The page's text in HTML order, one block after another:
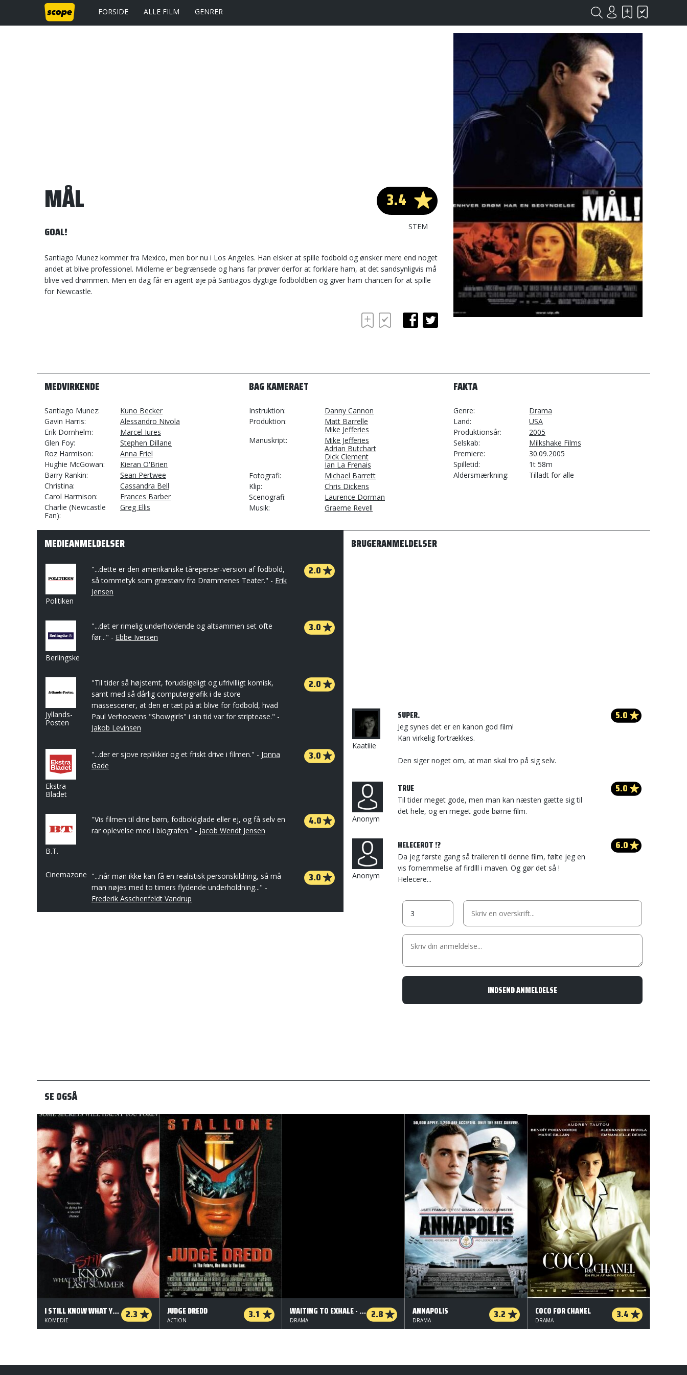
FORSIDE ALLE FILM GENRER
3.4
STEM
MÅL
GOAL!
Santiago Munez kommer fra Mexico, men bor nu i Los Angeles. Han elsker at spille fodbold og ønsker mere end noget
andet at blive professionel. Midlerne er begrænsede og hans far prøver derfor at forklare ham, at det sandsynligvis må
blive ved drømmen. Men en dag får en agent øje på Santiagos dygtige fodboldben og giver ham chancen for at spille
for Newcastle.
MEDVIRKENDE
Santiago Munez
Kuno Becker
Gavin Harris
Alessandro Nivola
Erik Dornhelm
Marcel Iures
Glen Foy
Stephen Dillane
Roz Harmison
Anna Friel
Hughie McGowan
Kieran O'Brien
Barry Rankin
Sean Pertwee
Christina
Cassandra Bell
Carol Harmison
Frances Barber
Charlie (Newcastle
Fan)
Greg Ellis
BAG KAMERAET
Instruktion
Danny Cannon
Produktion
Matt Barrelle
Mike Jefferies
Manuskript
Mike Jefferies
Adrian Butchart
Dick Clement
Ian La Frenais
Fotografi
Michael Barrett
Klip
Chris Dickens
Scenografi
Laurence Dorman
Musik
Graeme Revell
FAKTA
Genre
Drama
Land
USA
Produktionsår
2005
Selskab
Milkshake Films
Premiere
30.09.2005
Spilletid
1t 58m
Aldersmærkning
Tilladt for alle
MEDIEANMELDELSER
Politiken
"...dette er den amerikanske tåreperser-version af fodbold,
så tommetyk som græstørv fra Drømmenes Teater." - Erik
Jensen
2.0
Berlingske
"...det er rimelig underholdende og altsammen set ofte
før..." - Ebbe Iversen
3.0
Jyllands-
Posten
"Til tider så højstemt, forudsigeligt og ufrivilligt komisk,
samt med så dårlig computergrafik i de store
massescener, at den er tæt på at blive for fodbold, hvad
Paul Verhoevens "Showgirls" i sin tid var for striptease." -
Jakob Levinsen
2.0
Ekstra
Bladet
"...der er sjove replikker og et friskt drive i filmen." - Jonna
Gade
3.0
B.T.
"Vis filmen til dine børn, fodboldglade eller ej, og få selv en
rar oplevelse med i biografen." - Jacob Wendt Jensen
4.0
Cinemazone "...når man ikke kan få en realistisk personskildring, så må
man nøjes med to timers flydende underholdning..." -
Frederik Asschenfeldt Vandrup
3.0
BRUGERANMELDELSER
Kaatiiie
SUPER.
Jeg synes det er en kanon god film!
Kan virkelig fortrækkes.
Den siger noget om, at man skal tro på sig selv.
5.0
Anonym
TRUE
Til tider meget gode, men man kan næsten gætte sig til
det hele, og en meget gode børne film.
5.0
Anonym
HELECEROT !?
Da jeg første gang så traileren til denne film, følte jeg en
vis fornemmelse af firdlll i maven. Og gør det så !
Helecere...
6.0
SE OGSÅ
I STILL KNOW WHAT YOU DID LAST SUMMER 2.3
KOMEDIE
JUDGE DREDD 3.1
ACTION
WAITING TO EXHALE - ÅNDENØD 2.8
DRAMA
ANNAPOLIS 3.2
DRAMA
COCO FØR CHANEL 3.4
DRAMA